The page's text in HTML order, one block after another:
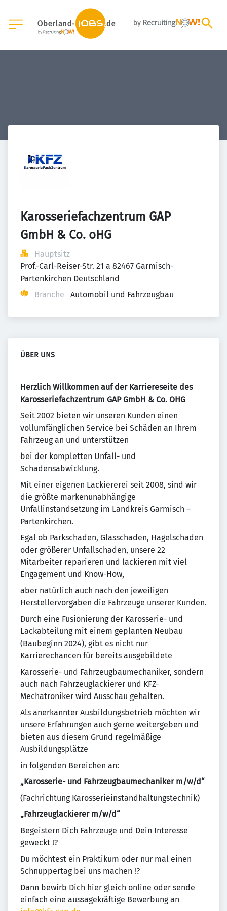
Karosseriefachzentrum GAP
GmbH & Co. oHG
Hauptsitz
Prof.-Carl-Reiser-Str. 21 a 82467 Garmisch-
Partenkirchen Deutschland
Branche
Automobil und Fahrzeugbau
ÜBER UNS
Herzlich Willkommen auf der Karriereseite des
Karosseriefachzentrum GAP GmbH & Co. OHG
Seit 2002 bieten wir unseren Kunden einen
vollumfänglichen Service bei Schäden an Ihrem
Fahrzeug an und unterstützen
bei der kompletten Unfall- und
Schadensabwicklung.
Mit einer eigenen Lackiererei seit 2008, sind wir
die größte markenunabhängige
Unfallinstandsetzung im Landkreis Garmisch –
Partenkirchen.
Egal ob Parkschaden, Glasschaden, Hagelschaden
oder größerer Unfallschaden, unsere 22
Mitarbeiter reparieren und lackieren mit viel
Engagement und Know-How,
aber natürlich auch nach den jeweiligen
Herstellervorgaben die Fahrzeuge unserer Kunden.
Durch eine Fusionierung der Karosserie- und
Lackabteilung mit einem geplanten Neubau
(Baubeginn 2024), gibt es nicht nur
Karrierechancen für bereits ausgebildete
Karosserie- und Fahrzeugbaumechaniker, sondern
auch nach Fahrzeuglackierer und KFZ-
Mechatroniker wird Ausschau gehalten.
Als anerkannter Ausbildungsbetrieb möchten wir
unsere Erfahrungen auch gerne weitergeben und
bieten aus diesem Grund regelmäßige
Ausbildungsplätze
in folgenden Bereichen an:
„Karosserie- und Fahrzeugbaumechaniker m/w/d“
(Fachrichtung Karosserieinstandhaltungstechnik)
„Fahrzeuglackierer m/w/d“
Begeistern Dich Fahrzeuge und Dein Interesse
geweckt !?
Du möchtest ein Praktikum oder nur mal einen
Schnuppertag bei uns machen !?
Dann bewirb Dich hier gleich online oder sende
einfach eine aussagekräftige Bewerbung an